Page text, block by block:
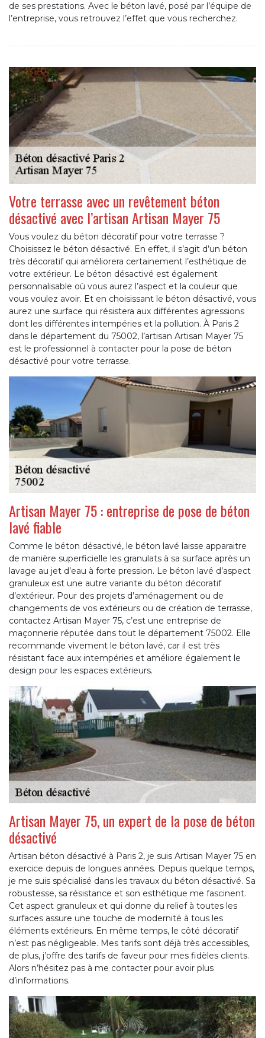
de ses prestations. Avec le béton lavé, posé par l’équipe de
l’entreprise, vous retrouvez l’effet que vous recherchez.
Votre terrasse avec un revêtement béton
désactivé avec l’artisan Artisan Mayer 75
Vous voulez du béton décoratif pour votre terrasse ?
Choisissez le béton désactivé. En effet, il s’agit d’un béton
très décoratif qui améliorera certainement l’esthétique de
votre extérieur. Le béton désactivé est également
personnalisable où vous aurez l’aspect et la couleur que
vous voulez avoir. Et en choisissant le béton désactivé, vous
aurez une surface qui résistera aux différentes agressions
dont les différentes intempéries et la pollution. À Paris 2
dans le département du 75002, l’artisan Artisan Mayer 75
est le professionnel à contacter pour la pose de béton
désactivé pour votre terrasse.
Artisan Mayer 75 : entreprise de pose de béton
lavé fiable
Comme le béton désactivé, le béton lavé laisse apparaitre
de manière superficielle les granulats à sa surface après un
lavage au jet d’eau à forte pression. Le béton lavé d’aspect
granuleux est une autre variante du béton décoratif
d’extérieur. Pour des projets d’aménagement ou de
changements de vos extérieurs ou de création de terrasse,
contactez Artisan Mayer 75, c’est une entreprise de
maçonnerie réputée dans tout le département 75002. Elle
recommande vivement le béton lavé, car il est très
résistant face aux intempéries et améliore également le
design pour les espaces extérieurs.
Artisan Mayer 75, un expert de la pose de béton
désactivé
Artisan béton désactivé à Paris 2, je suis Artisan Mayer 75 en
exercice depuis de longues années. Depuis quelque temps,
je me suis spécialisé dans les travaux du béton désactivé. Sa
robustesse, sa résistance et son esthétique me fascinent.
Cet aspect granuleux et qui donne du relief à toutes les
surfaces assure une touche de modernité à tous les
éléments extérieurs. En même temps, le côté décoratif
n’est pas négligeable. Mes tarifs sont déjà très accessibles,
de plus, j’offre des tarifs de faveur pour mes fidèles clients.
Alors n’hésitez pas à me contacter pour avoir plus
d’informations.